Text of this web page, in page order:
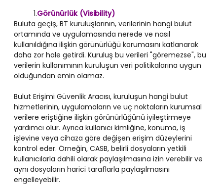
1.Görünürlük (Visibility)
Buluta geçiş, BT kuruluşlarının, verilerinin hangi bulut
ortamında ve uygulamasında nerede ve nasıl
kullanıldığına ilişkin görünürlüğü korumasını katlanarak
daha zor hale getirdi. Kuruluş bu verileri "göremezse", bu
verilerin kullanımının kuruluşun veri politikalarına uygun
olduğundan emin olamaz.
Bulut Erişimi Güvenlik Aracısı, kuruluşun hangi bulut
hizmetlerinin, uygulamaların ve uç noktaların kurumsal
verilere eriştiğine ilişkin görünürlüğünü iyileştirmeye
yardımcı olur. Ayrıca kullanıcı kimliğine, konuma, iş
işlevine veya cihaza göre değişen erişim düzeylerini
kontrol eder. Örneğin, CASB, belirli dosyaların yetkili
kullanıcılarla dahili olarak paylaşılmasına izin verebilir ve
aynı dosyaların harici taraflarla paylaşılmasını
engelleyebilir.